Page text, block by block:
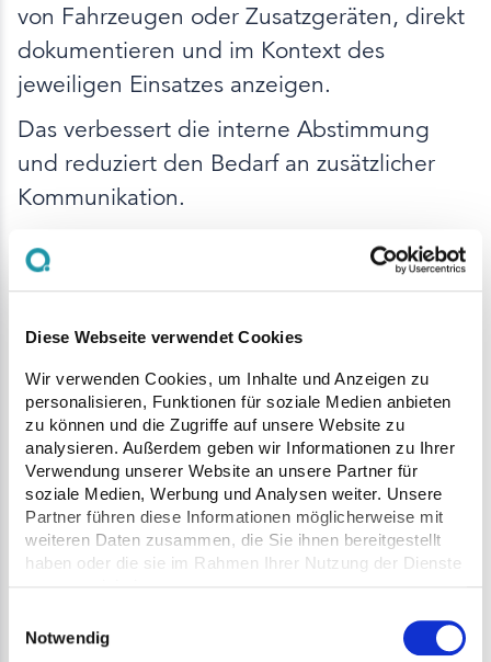
Diese Webseite verwendet Cookies
Wir verwenden Cookies, um Inhalte und Anzeigen zu
personalisieren, Funktionen für soziale Medien anbieten
zu können und die Zugriffe auf unsere Website zu
analysieren. Außerdem geben wir Informationen zu Ihrer
Verwendung unserer Website an unsere Partner für
soziale Medien, Werbung und Analysen weiter. Unsere
Partner führen diese Informationen möglicherweise mit
weiteren Daten zusammen, die Sie ihnen bereitgestellt
haben oder die sie im Rahmen Ihrer Nutzung der Dienste
Notwendig
von Fahrzeugen oder Zusatzgeräten, direkt
dokumentieren und im Kontext des
jeweiligen Einsatzes anzeigen.
Das verbessert die interne Abstimmung
und reduziert den Bedarf an zusätzlicher
Kommunikation.
Einsatzplanung als Excel-
Export
Die Einsatzplanung kann jetzt als Excel-
Datei exportiert und einfach
weitergegeben werden.
Alle relevanten Informationen wie Termine,
Fahrzeuge, Bestellungen und beteiligte
Mischwerke werden übersichtlich
dargestellt. So können auch Personen ohne
Zugriff auf Q Site in die Planung